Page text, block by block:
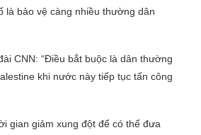
là bảo vệ càng nhiều thường dân
CNN: “Điều bắt buộc là dân thường
khi nước này tiếp tục tấn công
gian giảm xung đột để có thể đưa